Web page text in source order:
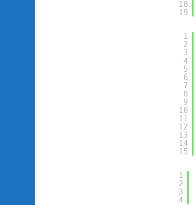
18
19
1
2
3
4
5
6
7
8
9
10
11
12
13
14
15
1
2
3
4